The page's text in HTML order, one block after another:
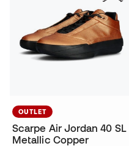
OUTLET
Scarpe Air Jordan 40 SL
Metallic Copper